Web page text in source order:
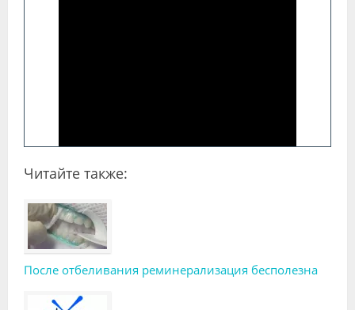
Читайте также:
После отбеливания реминерализация бесполезна